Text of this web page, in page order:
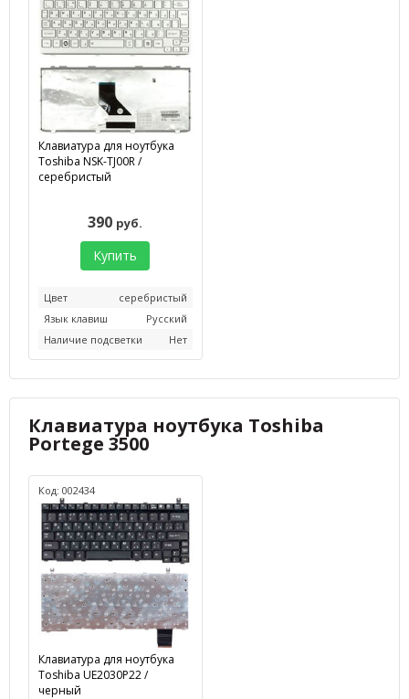
Клавиатура для ноутбука
Toshiba NSK-TJ00R /
серебристый
390 руб.
Купить
Цвет
серебристый
Язык клавиш
Русский
Наличие подсветки
Нет
Клавиатура ноутбука Toshiba
Portege 3500
Код: 002434
Клавиатура для ноутбука
Toshiba UE2030P22 /
черный